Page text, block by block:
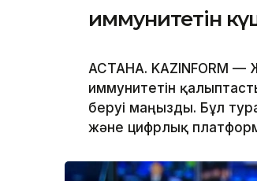
иммунитетін
АСТАНА. KAZINFORM —
иммунитетін
беруі маңызды. Бұл
және цифрлық